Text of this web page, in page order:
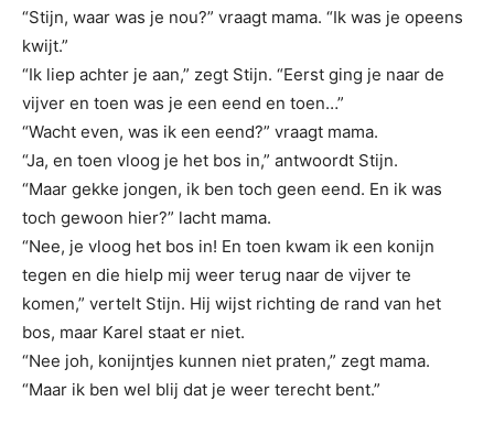
“Stijn, waar was je nou?” vraagt mama. “Ik was je opeens
kwijt.”
“Ik liep achter je aan,” zegt Stijn. “Eerst ging je naar de
vijver en toen was je een eend en toen…”
“Wacht even, was ik een eend?” vraagt mama.
“Ja, en toen vloog je het bos in,” antwoordt Stijn.
“Maar gekke jongen, ik ben toch geen eend. En ik was
toch gewoon hier?” lacht mama.
“Nee, je vloog het bos in! En toen kwam ik een konijn
tegen en die hielp mij weer terug naar de vijver te
komen,” vertelt Stijn. Hij wijst richting de rand van het
bos, maar Karel staat er niet.
“Nee joh, konijntjes kunnen niet praten,” zegt mama.
“Maar ik ben wel blij dat je weer terecht bent.”